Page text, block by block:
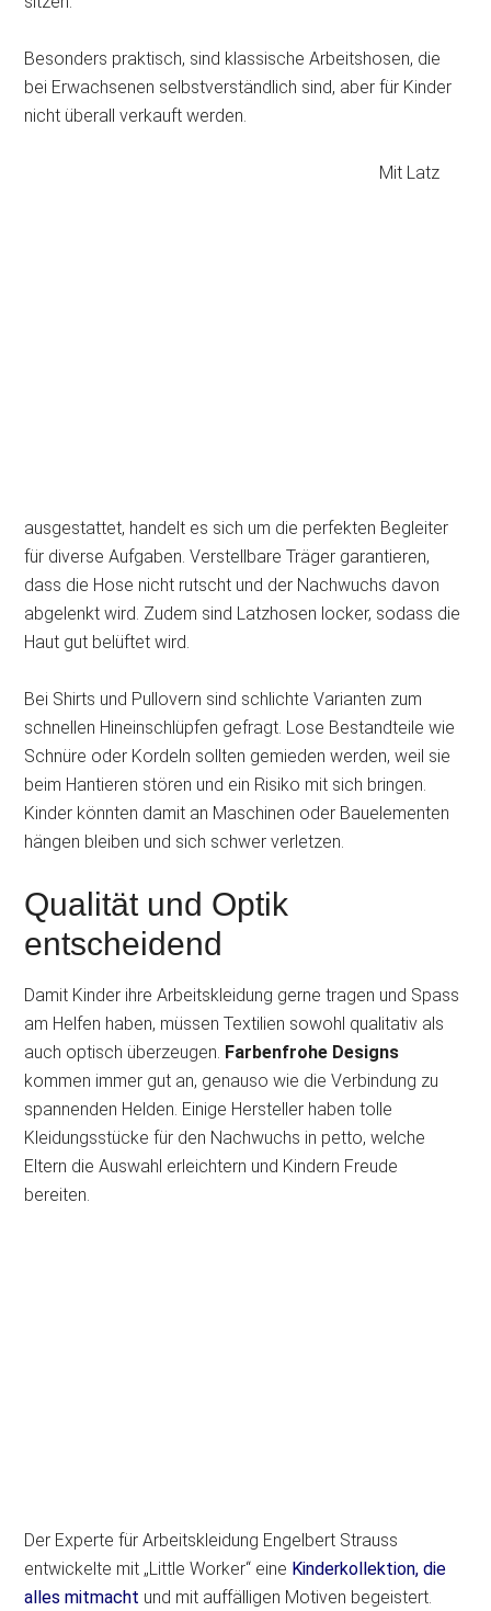
Besonders praktisch, sind klassische Arbeitshosen, die
bei Erwachsenen selbstverständlich sind, aber für Kinder
nicht überall verkauft werden.
Mit Latz
ausgestattet, handelt es sich um die perfekten Begleiter
für diverse Aufgaben. Verstellbare Träger garantieren,
dass die Hose nicht rutscht und der Nachwuchs davon
abgelenkt wird. Zudem sind Latzhosen locker, sodass die
Haut gut belüftet wird.
Bei Shirts und Pullovern sind schlichte Varianten zum
schnellen Hineinschlüpfen gefragt. Lose Bestandteile wie
Schnüre oder Kordeln sollten gemieden werden, weil sie
beim Hantieren stören und ein Risiko mit sich bringen.
Kinder könnten damit an Maschinen oder Bauelementen
hängen bleiben und sich schwer verletzen.
Qualität und Optik
entscheidend
Damit Kinder ihre Arbeitskleidung gerne tragen und Spass
am Helfen haben, müssen Textilien sowohl qualitativ als
auch optisch überzeugen. Farbenfrohe Designs
kommen immer gut an, genauso wie die Verbindung zu
spannenden Helden. Einige Hersteller haben tolle
Kleidungsstücke für den Nachwuchs in petto, welche
Eltern die Auswahl erleichtern und Kindern Freude
bereiten.
Der Experte für Arbeitskleidung Engelbert Strauss
entwickelte mit „Little Worker“ eine Kinderkollektion, die
alles mitmacht und mit auffälligen Motiven begeistert.